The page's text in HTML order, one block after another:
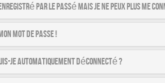
par le passé mais je ne peux plus me
mot de passe !
je automatiquement déconnecté ?